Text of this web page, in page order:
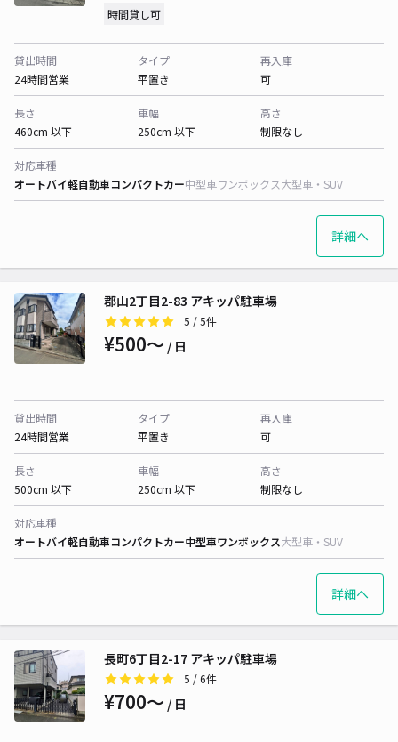
時間貸し可
貸出時間
24時間営業
タイプ
平置き
再入庫
可
長さ
460cm 以下
車幅
250cm 以下
高さ
制限なし
対応車種
オートバイ軽自動車コンパクトカー中型車ワンボックス大型車・SUV
詳細へ
郡山2丁目2-83 アキッパ駐車場
5 / 5件
¥500〜 / 日
貸出時間
24時間営業
タイプ
平置き
再入庫
可
長さ
500cm 以下
車幅
250cm 以下
高さ
制限なし
対応車種
オートバイ軽自動車コンパクトカー中型車ワンボックス大型車・SUV
詳細へ
長町6丁目2-17 アキッパ駐車場
5 / 6件
¥700〜 / 日